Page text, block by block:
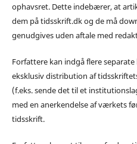
ophavsret. Dette indebærer, at
dem på tidsskrift.dk og de må
genudgives uden aftale med
Forfattere kan indgå flere
eksklusiv distribution af
(f.eks. sende det til et
med en anerkendelse af værkets
tidsskrift.